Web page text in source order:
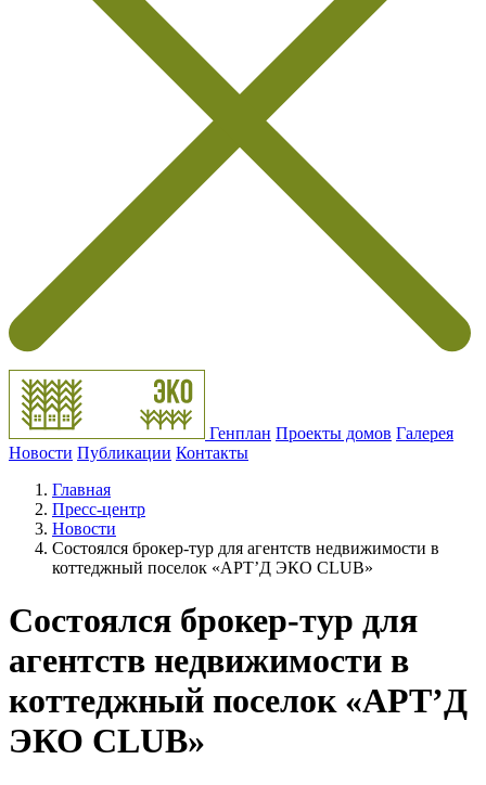
Генплан Проекты домов Галерея
Новости Публикации Контакты
Главная
Пресс-центр
Новости
Состоялся брокер-тур для агентств недвижимости в
коттеджный поселок «АРТ’Д ЭКО CLUB»
Состоялся брокер-тур для
агентств недвижимости в
коттеджный поселок «АРТ’Д
ЭКО CLUB»